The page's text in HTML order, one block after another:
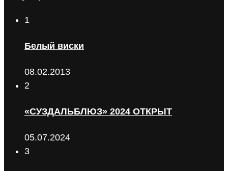
1
Белый виски
08.02.2013
2
«СУЗДАЛЬБЛЮЗ» 2024 ОТКРЫТ
05.07.2024
3